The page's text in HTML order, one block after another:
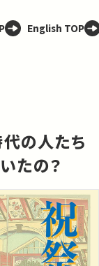
English TOP
代の人たち
たの？